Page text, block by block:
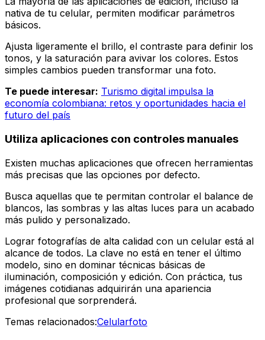
nativa de tu celular, permiten modificar parámetros
básicos.
Ajusta ligeramente el brillo, el contraste para definir los
tonos, y la saturación para avivar los colores. Estos
simples cambios pueden transformar una foto.
Te puede interesar: Turismo digital impulsa la
economía colombiana: retos y oportunidades hacia el
futuro del país
Utiliza aplicaciones con controles manuales
Existen muchas aplicaciones que ofrecen herramientas
más precisas que las opciones por defecto.
Busca aquellas que te permitan controlar el balance de
blancos, las sombras y las altas luces para un acabado
más pulido y personalizado.
Lograr fotografías de alta calidad con un celular está al
alcance de todos. La clave no está en tener el último
modelo, sino en dominar técnicas básicas de
iluminación, composición y edición. Con práctica, tus
imágenes cotidianas adquirirán una apariencia
profesional que sorprenderá.
Temas relacionados:Celularfoto